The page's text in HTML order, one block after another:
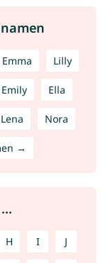
Emma Lilly
Emily Ella
Lena Nora
→
H I J